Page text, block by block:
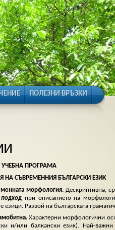
ПОЛЕЗНИ ВРЪЗКИ
УЧЕБНА ПРОГРАМА
СЪВРЕМЕННИЯ БЪЛГАРСКИ ЕЗИК
морфология. Дескриптивна,
при описанието на
Развой на българската
Характерни морфологични
и/или балкански език). Най-